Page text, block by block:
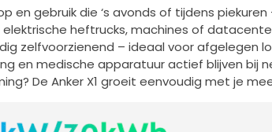
en gebruik die ‘s avonds of tijdens
elektrische heftrucks, machines of
zelfvoorzienend – ideaal voor afgelegen
en medische apparatuur actief blijven bij
De Anker X1 groeit eenvoudig met je